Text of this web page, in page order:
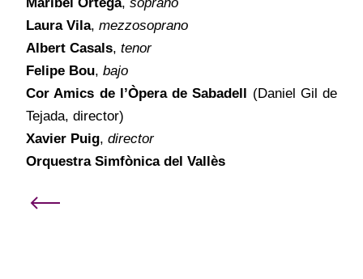
Laura Vila, mezzosoprano
Albert Casals, tenor
Felipe Bou, bajo
Cor Amics de l’Òpera de Sabadell (Daniel Gil de
Tejada, director)
Xavier Puig, director
Orquestra Simfònica del Vallès